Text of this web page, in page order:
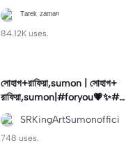
#status
ᵀᵃʳᵉᵏ ᶻᵃᵐᵃⁿ
84.12K uses.
সোহাগ+রাফিয়া,sumon | সোহাগ+
রাফিয়া,sumon|#foryou💗✨#f
oryoupage🔥#foryoupege#
foryoutemplate#for
SRKingArtSumonoffici
748 uses.